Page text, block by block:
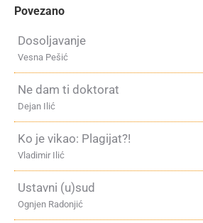
Povezano
Dosoljavanje
Vesna Pešić
Ne dam ti doktorat
Dejan Ilić
Ko je vikao: Plagijat?!
Vladimir Ilić
Ustavni (u)sud
Ognjen Radonjić